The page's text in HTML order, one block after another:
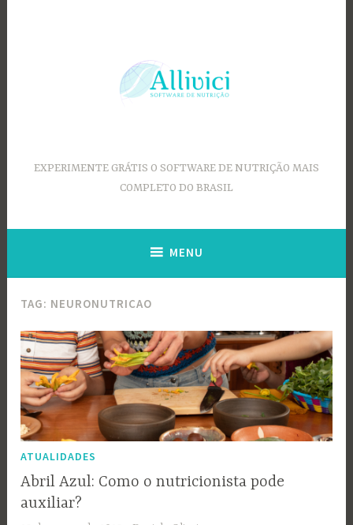
EXPERIMENTE GRÁTIS O SOFTWARE DE NUTRIÇÃO MAIS
COMPLETO DO BRASIL
MENU
TAG: NEURONUTRICAO
ATUALIDADES
Abril Azul: Como o nutricionista pode
auxiliar?